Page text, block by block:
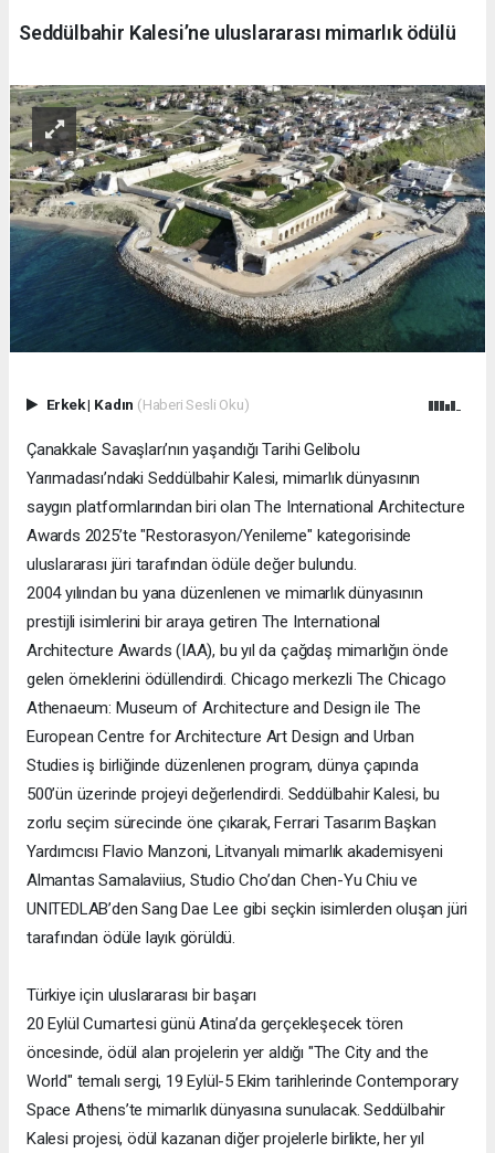
Seddülbahir Kalesi’ne uluslararası mimarlık ödülü
Erkek| Kadın (Haberi Sesli Oku)
Çanakkale Savaşları’nın yaşandığı Tarihi Gelibolu
Yarımadası’ndaki Seddülbahir Kalesi, mimarlık dünyasının
saygın platformlarından biri olan The International Architecture
Awards 2025’te "Restorasyon/Yenileme" kategorisinde
uluslararası jüri tarafından ödüle değer bulundu.
2004 yılından bu yana düzenlenen ve mimarlık dünyasının
prestijli isimlerini bir araya getiren The International
Architecture Awards (IAA), bu yıl da çağdaş mimarlığın önde
gelen örneklerini ödüllendirdi. Chicago merkezli The Chicago
Athenaeum: Museum of Architecture and Design ile The
European Centre for Architecture Art Design and Urban
Studies iş birliğinde düzenlenen program, dünya çapında
500’ün üzerinde projeyi değerlendirdi. Seddülbahir Kalesi, bu
zorlu seçim sürecinde öne çıkarak, Ferrari Tasarım Başkan
Yardımcısı Flavio Manzoni, Litvanyalı mimarlık akademisyeni
Almantas Samalaviius, Studio Cho’dan Chen-Yu Chiu ve
UNITEDLAB’den Sang Dae Lee gibi seçkin isimlerden oluşan jüri
tarafından ödüle layık görüldü.
Türkiye için uluslararası bir başarı
20 Eylül Cumartesi günü Atina’da gerçekleşecek tören
öncesinde, ödül alan projelerin yer aldığı "The City and the
World" temalı sergi, 19 Eylül-5 Ekim tarihlerinde Contemporary
Space Athens’te mimarlık dünyasına sunulacak. Seddülbahir
Kalesi projesi, ödül kazanan diğer projelerle birlikte, her yıl